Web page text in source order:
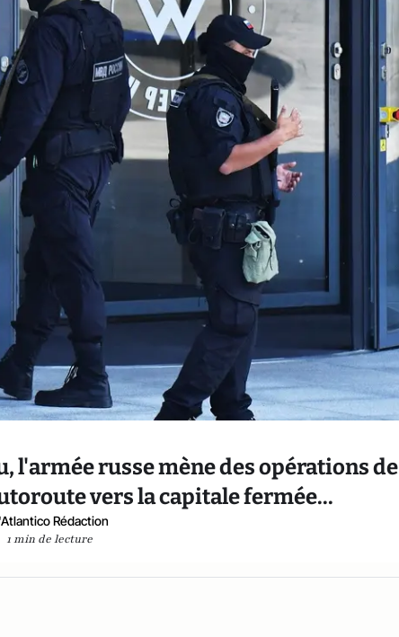
l'armée russe mène des opérations de
vers la capitale fermée...
Rédaction
1 min de lecture